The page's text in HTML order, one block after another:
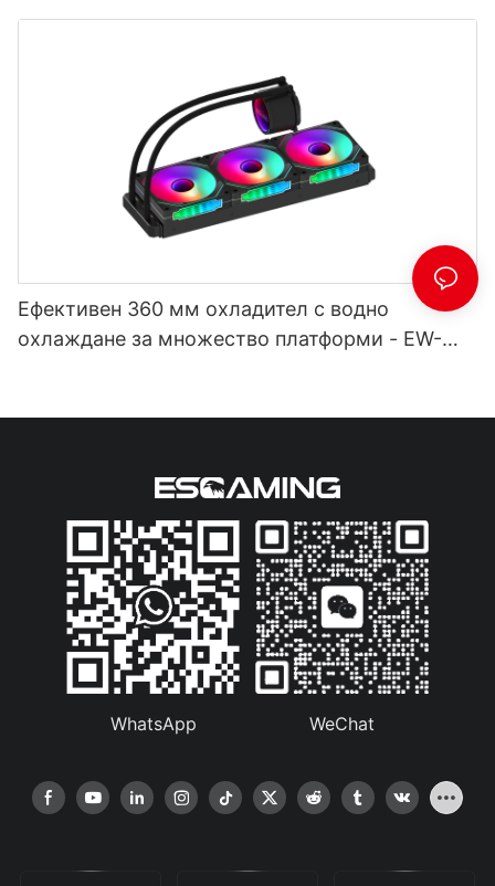
вентилатори, воден охладител за процесор
Ефективен 360 мм охладител с водно
охлаждане за множество платформи - EW-
WhatsApp WeChat